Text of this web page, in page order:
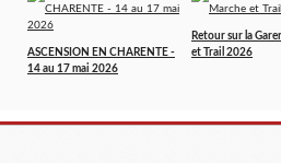
ASCENSION EN CHARENTE -
14 au 17 mai 2026
Retour sur la
et Trail 2026